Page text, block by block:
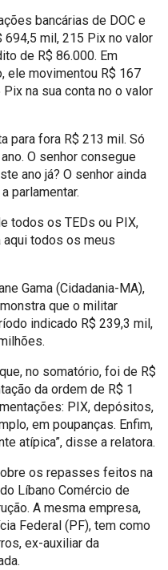
bancárias de DOC e
694,5 mil, 215 Pix no valor
de R$ 86.000. Em
ele movimentou R$ 167
na sua conta no o valor
para fora R$ 213 mil. Só
O senhor consegue
ano já? O senhor ainda
parlamentar.
todos os TEDs ou PIX,
aqui todos os meus
Gama (Cidadania-MA),
que o militar
indicado R$ 239,3 mil,
no somatório, foi de R$
da ordem de R$ 1
PIX, depósitos,
em poupanças. Enfim,
atípica”, disse a relatora.
os repasses feitos na
Líbano Comércio de
A mesma empresa,
Federal (PF), tem como
ex-auxiliar da